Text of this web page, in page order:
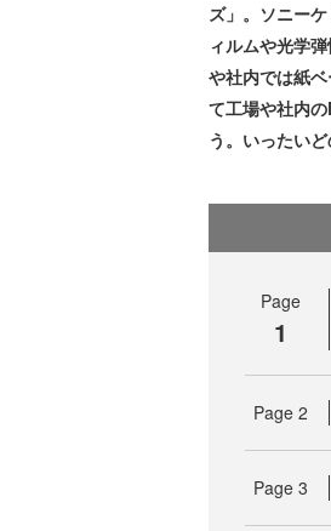
ズ」。ソニー
ィルムや光学
や社内では紙
て工場や社内
う。いったい
Page
1
Page 2
Page 3